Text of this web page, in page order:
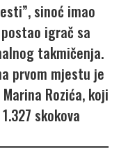
sinoć imao
igrač sa
takmičenja.
prvom mjestu je
Rozića, koji
skokova